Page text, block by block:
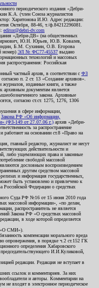
периодического издания «Дебри-
К.А. (член Союза журналистов
Харитонова И.Ю. Адрес редакции:
Октября, 88-46, т./ф.84212296081.
editor@debri-dv.com
«Дебри-ДВ» (на общественных
Ю.Н. Юрьев, Ю.В. Ковалев,
Б.М. Сухинин, О.В. Егорова
номер) ЭЛ № ФС77-45537 выдано
технологий и массовых
распространения: Российская
частный архив, в соответствии с ФЗ
, согласно п. 2 ст. 13 «Создание архивов».
журналов, изданные книги, а также
архивным документам является
закона. Архивные
согласно ст.ст. 1275, 1276, 1306
в сфере информации,
Закона РФ «Об информации,
(ФЗ-149 от 27.07.06 г.) архив «Дебри-
за распространение
работают на основании ст.8 «Право на
главный редактор, журналист не несут
действительности и
либо ущемляющих права и законные
свободой массовой
дословным воспроизведением
другим средством массовой
и информация государственных,
быть установлено и привлечено к
Российской Федерации о средствах
Суда РФ №16 от 15 июня 2010 года
массовой информации», «по делам,
распространитель не является
Закона РФ «О средствах массовой
в ходе которой определяется
«О СМИ»).
компенсации морального вреда
опровержения, в порядке ч.2 ст.152 ГК
определения Хабаровского
И.И.Куликовой,
редакции. Редакция не вступает в
ссылок и комментариев. За них
и авторы. Комментарии на
входят в электронное периодическое